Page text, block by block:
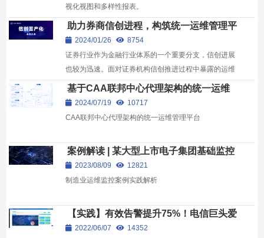
视化视图和多样性报表。
助力券商信创进程，构筑统一运维管理平
台2024/01/26
8754
证券行业作为金融行业体系的一个重要分支，信创进展
也较为迅速。面对证券机构信创推进过程中暴露的运维
问题，乐维提供一整套与之相适应的信创运维解决方
案，...
基于CAA联邦中心代理架构的统一运维
管理平台建设实践
2024/07/19
10717
CAA联邦中心代理架构的统一运维管理平台
案例解读 | 某大型上市电子集团基础监控
运维平台建设实践
2023/08/09
12821
制造业运维监控案例实践解析
【实践】有效告警提升75%！电信巨头爱
上乐维多Server+多Proxy架构
2022/06/07
14352